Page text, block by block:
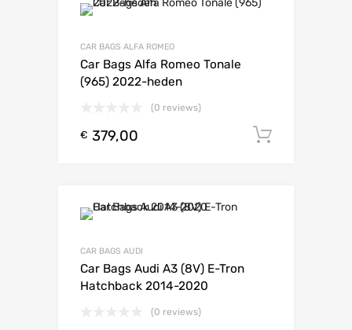
CAR BAGS ALFA ROMEO
Car Bags Alfa Romeo Tonale
(965) 2022-heden
(0 reviews)
€ 379,00
CAR BAGS AUDI
Car Bags Audi A3 (8V) E-Tron
Hatchback 2014-2020
(0 reviews)